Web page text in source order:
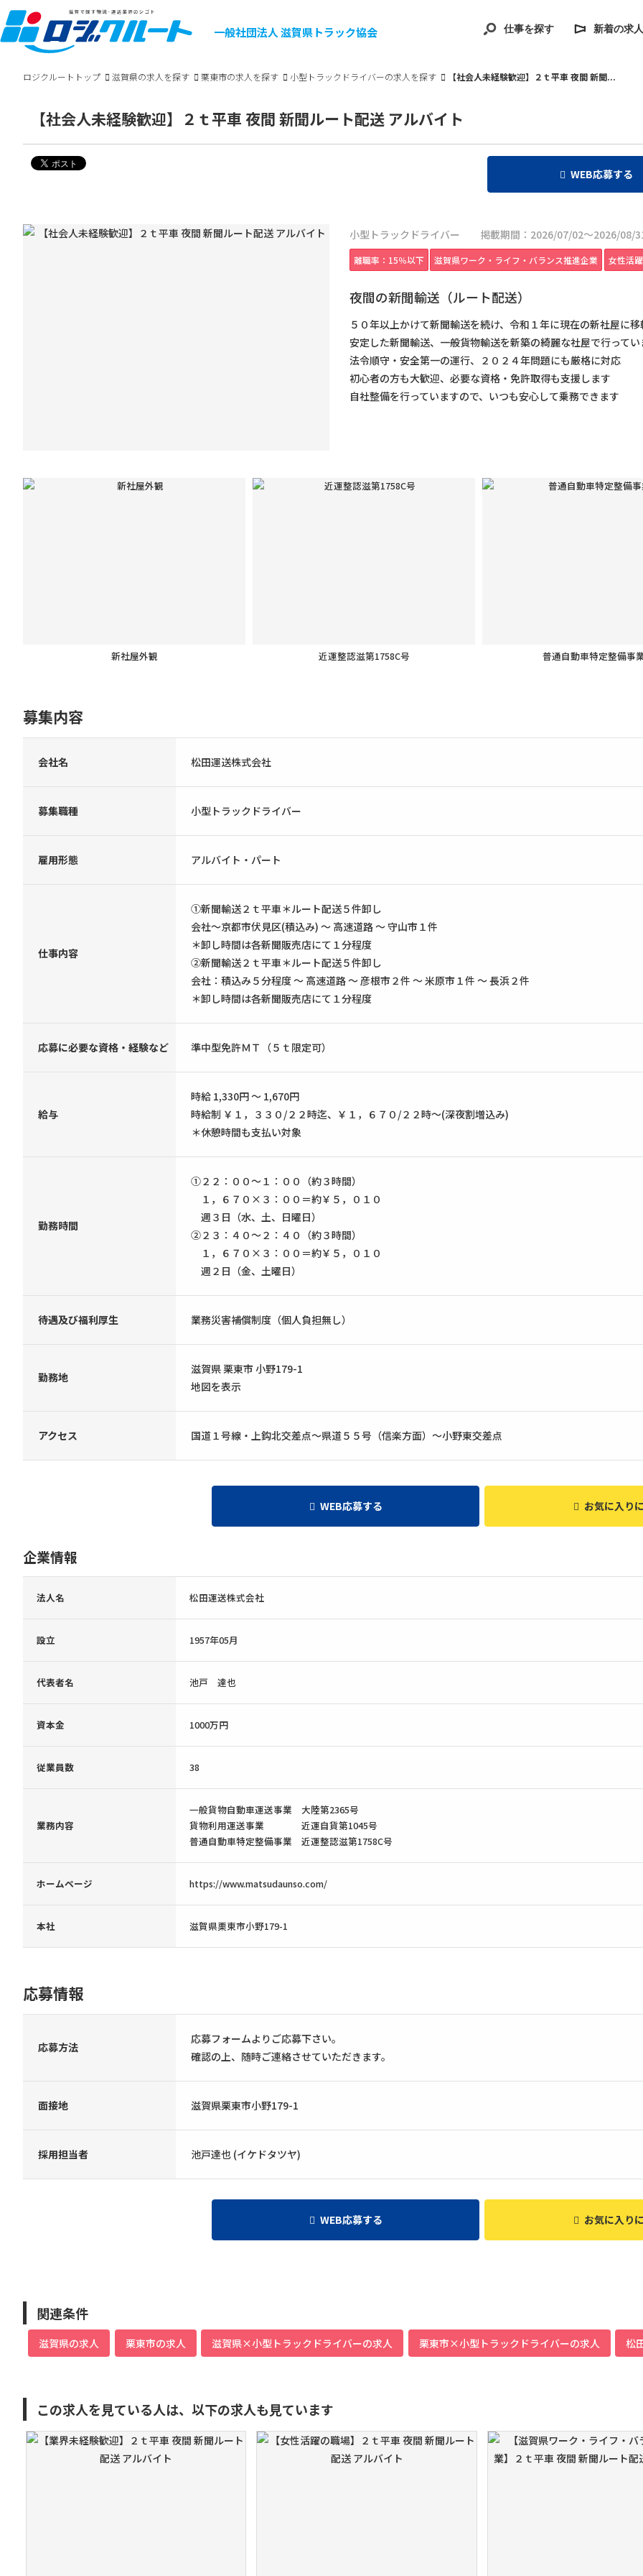
一般社団法人 滋賀県トラック協会 仕事を探す 新着の求人
ロジクルートトップ 滋賀県の求人を探す 栗東市の求人を探す 小型トラックドライバーの求人を探す 【社会人未経験歓迎】２ｔ平車 夜間 新聞...
【社会人未経験歓迎】２ｔ平車 夜間 新聞ルート配送 アルバイト
WEB応募する
小型トラックドライバー 掲載期間：2026/07/02～2026/08/
離職率：15％以下 滋賀県ワーク・ライフ・バランス推進企業 女性活
夜間の新聞輸送（ルート配送）
５０年以上かけて新聞輸送を続け、令和１年に現在の新社屋に移
安定した新聞輸送、一般貨物輸送を新築の綺麗な社屋で行ってい
法令順守・安全第一の運行、２０２４年問題にも厳格に対応
初心者の方も大歓迎、必要な資格・免許取得も支援します
自社整備を行っていますので、いつも安心して乗務できます
新社屋外観 近運整認滋第1758C号 普通自動車特定整備事
募集内容
会社名 松田運送株式会社
募集職種 小型トラックドライバー
雇用形態 アルバイト・パート
仕事内容
①新聞輸送２ｔ平車＊ルート配送５件卸し
会社～京都市伏見区(積込み) ～ 高速道路 ～ 守山市１件
＊卸し時間は各新聞販売店にて１分程度
②新聞輸送２ｔ平車＊ルート配送５件卸し
会社：積込み５分程度 ～ 高速道路 ～ 彦根市２件 ～ 米原市１件 ～ 長浜２件
＊卸し時間は各新聞販売店にて１分程度
応募に必要な資格・経験など 準中型免許ＭＴ（５ｔ限定可）
給与
時給 1,330円 ～ 1,670円
時給制 ￥１，３３０/２２時迄、￥１，６７０/２２時〜(深夜割増込み)
＊休憩時間も支払い対象
勤務時間
①２２：００～１：００（約３時間）
１，６７０×３：００＝約￥５，０１０
週３日（水、土、日曜日）
②２３：４０～２：４０（約３時間）
１，６７０×３：００＝約￥５，０１０
週２日（金、土曜日）
待遇及び福利厚生 業務災害補償制度（個人負担無し）
勤務地
滋賀県 栗東市 小野179-1
地図を表示
アクセス 国道１号線・上鈎北交差点〜県道５５号（信楽方面）〜小野東交差点
WEB応募する お気に入り
企業情報
法人名 松田運送株式会社
設立 1957年05月
代表者名 池戸 達也
資本金 1000万円
従業員数 38
業務内容
一般貨物自動車運送事業 大陸第2365号
貨物利用運送事業 近運自貨第1045号
普通自動車特定整備事業 近運整認滋第1758C号
ホームページ https://www.matsudaunso.com/
本社 滋賀県栗東市小野179-1
応募情報
応募方法
応募フォームよりご応募下さい。
確認の上、随時ご連絡させていただきます。
面接地 滋賀県栗東市小野179-1
採用担当者 池戸達也 (イケドタツヤ)
WEB応募する お気に入り
関連条件
滋賀県の求人 栗東市の求人 滋賀県×小型トラックドライバーの求人 栗東市×小型トラックドライバーの求人 松
この求人を見ている人は、以下の求人も見ています